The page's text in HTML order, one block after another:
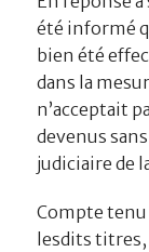
été informé
bien été
dans la
n’acceptait
devenus
judiciaire de
Compte
lesdits